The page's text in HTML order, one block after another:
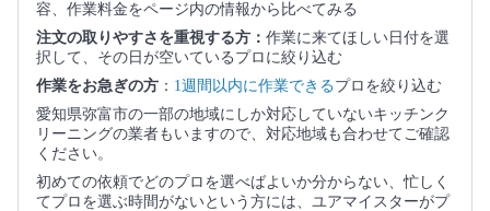
容、作業料金をページ内の情報から比べてみる
注文の取りやすさを重視する方： 作業に来てほしい日付を選
択して、その日が空いているプロに絞り込む
作業をお急ぎの方 ： 1週間以内に作業できるプロを絞り込む
愛知県弥富市の一部の地域にしか対応していないキッチンク
リーニングの業者もいますので、対応地域も合わせてご確認
ください。
初めての依頼でどのプロを選べばよいか分からない、忙しく
てプロを選ぶ時間がないという方には、ユアマイスターがプ